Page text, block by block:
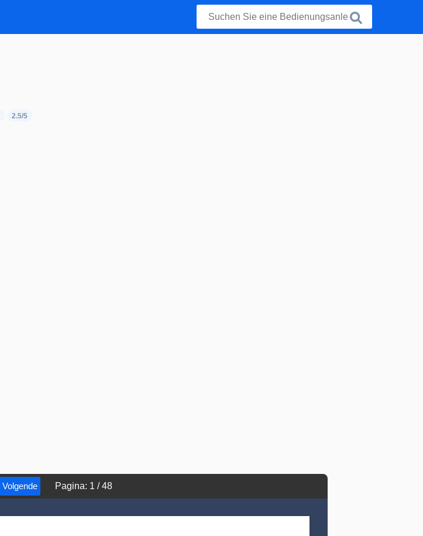
2.5/5
Volgende Pagina: 1 /48